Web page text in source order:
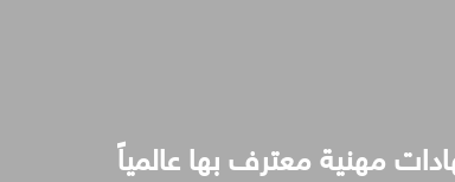
مهنية معترف بها عالمياً